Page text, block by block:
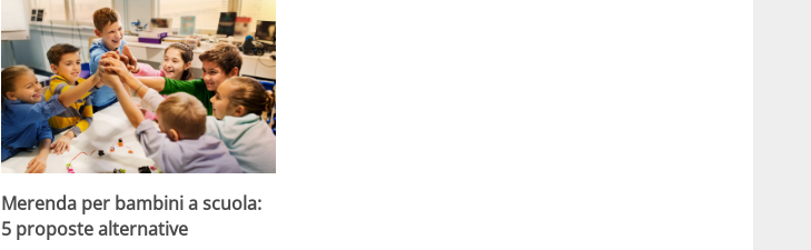
Merenda per bambini a scuola:
5 proposte alternative